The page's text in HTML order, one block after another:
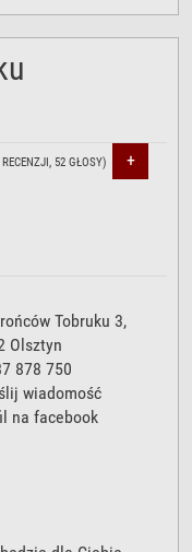
RECENZJI, 52 GŁOSY) +
Tobruku 3,
Olsztyn
878 750
wiadomość
na facebook